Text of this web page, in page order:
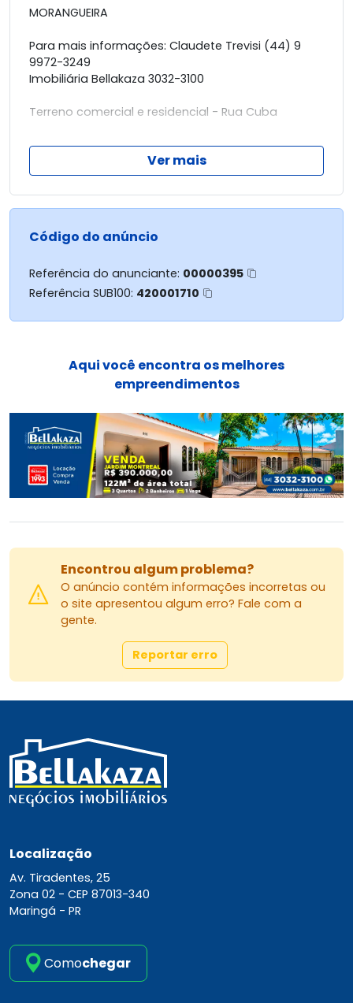
MORANGUEIRA
Para mais informações: Claudete Trevisi (44) 9
9972-3249
Imobiliária Bellakaza 3032-3100
Terreno comercial e residencial - Rua Cuba
Área total 540,00m²
Frente 15,00m
Profundidade 36,00m
Amplo terreno, tanto para construir seu comércio,
como para construir sua residência.
Entre em contato conosco e faça sua proposta!
Ver mais
Código do anúncio
Referência do anunciante: 00000395
Referência SUB100: 420001710
Aqui você encontra os melhores
empreendimentos
Encontrou algum problema?
O anúncio contém informações incorretas ou
o site apresentou algum erro? Fale com a
gente.
Reportar erro
Localização
Av. Tiradentes, 25
Zona 02 - CEP 87013-340
Maringá - PR
Comochegar